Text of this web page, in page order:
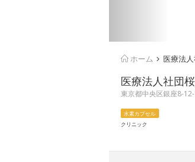
ホーム 医療法
医療法人社団
東京都中央区銀座8-
水素カプセル
クリニック